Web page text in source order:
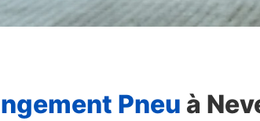
Pneu à